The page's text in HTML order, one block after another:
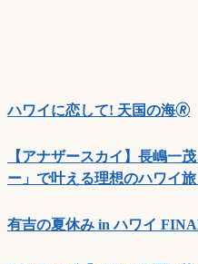
ハワイに恋して! 天国の海🄬
【アナザースカイ】長嶋一
ー」で叶える理想のハワイ旅
有吉の夏休み in ハワイ